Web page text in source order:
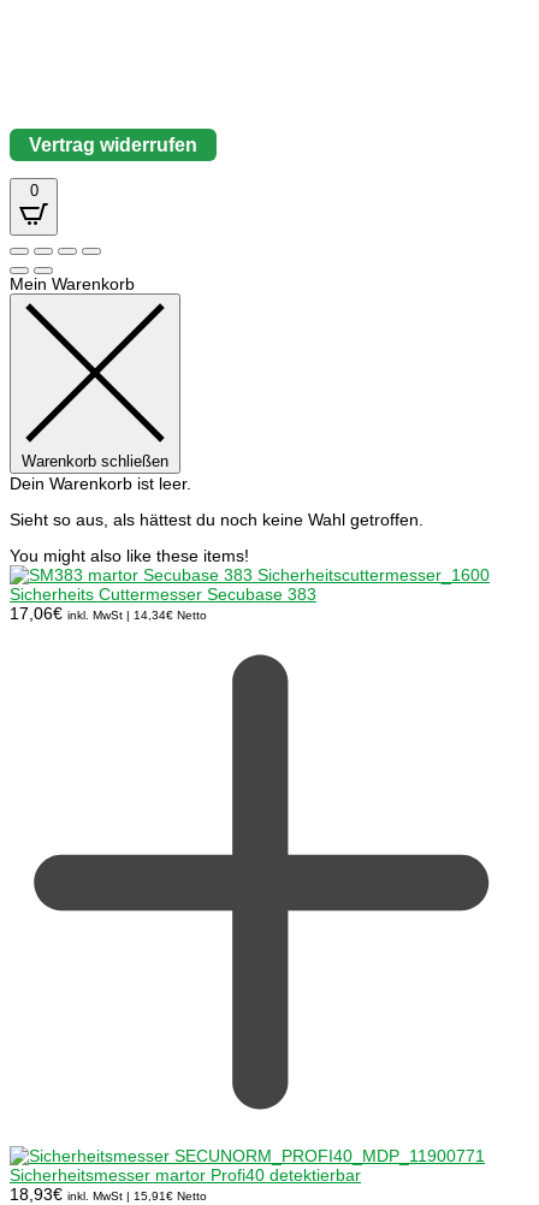
Vertrag widerrufen
0
Mein Warenkorb
Warenkorb schließen
Dein Warenkorb ist leer.
Sieht so aus, als hättest du noch keine Wahl getroffen.
You might also like these items!
Sicherheits Cuttermesser Secubase 383
17,06€ inkl. MwSt | 14,34€ Netto
Sicherheitsmesser martor Profi40 detektierbar
18,93€ inkl. MwSt | 15,91€ Netto